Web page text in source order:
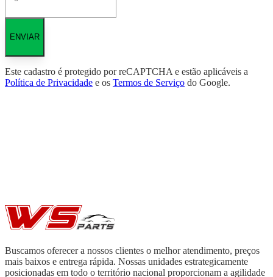
ENVIAR
Este cadastro é protegido por reCAPTCHA e estão aplicáveis a
Política de Privacidade e os Termos de Serviço do Google.
Buscamos oferecer a nossos clientes o melhor atendimento, preços
mais baixos e entrega rápida. Nossas unidades estrategicamente
posicionadas em todo o território nacional proporcionam a agilidade